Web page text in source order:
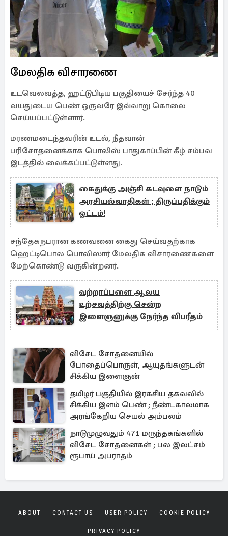
மேலதிக விசாரணை
உடவெலவத்த, ஹட்டுபிடிய பகுதியைச் சேர்ந்த 40
வயதுடைய பெண் ஒருவரே இவ்வாறு கொலை
செய்யப்பட்டுள்ளார்.
மரணமடைந்தவரின் உடல், நீதவான்
பரிசோதனைக்காக பொலிஸ் பாதுகாப்பின் கீழ் சம்பவ
இடத்தில் வைக்கப்பட்டுள்ளது.
கைதுக்கு அஞ்சி கடவுளை நாடும்
அரசியல்வாதிகள் ; திருப்பதிக்கும்
ஓட்டம்!
சந்தேகநபரான கணவனை கைது செய்வதற்காக
ஹெட்டிபொல பொலிஸார் மேலதிக விசாரணைகளை
மேற்கொண்டு வருகின்றனர்.
வற்றாப்பளை ஆலய
உற்சவத்திற்கு சென்ற
இளைஞனுக்கு நேர்ந்த விபரீதம்
விசேட சோதனையில்
போதைப்பொருள், ஆயுதங்களுடன்
சிக்கிய இளைஞன்
தமிழர் பகுதியில் இரகசிய தகவலில்
சிக்கிய இளம் பெண் ; நீண்டகாலமாக
அரங்கேறிய செயல் அம்பலம்
நாடுமுழுவதும் 471 மருந்தகங்களில்
விசேட சோதனைகள் ; பல இலட்சம்
ரூபாய் அபராதம்
ABOUT CONTACT US USER POLICY COOKIE POLICY
PRIVACY POLICY